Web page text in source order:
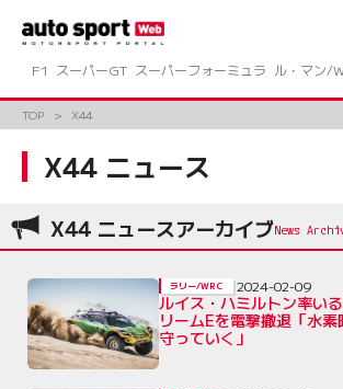
ツ
ス
F1 スーパーGT スーパーフォーミュラ ル・マン/
TOP X44
X44 ニュース
X44 ニュースアーカイブ
ルイス・ハミルトン率い
リームEを電撃撤退「水
守っていく」
ラリー/WRC 2024-02-09